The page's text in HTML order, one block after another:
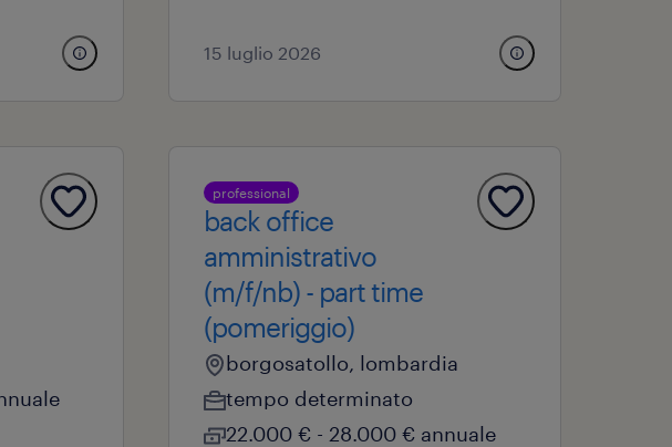
15 luglio 2026
professional
back office
amministrativo
(m/f/nb) - part time
(pomeriggio)
borgosatollo, lombardia
tempo determinato
22.000 € - 28.000 € annuale